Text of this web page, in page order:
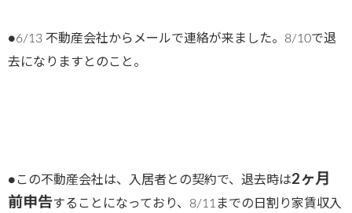
●6/13 不動産会社からメールで連絡が来ました。8/10で退
去になりますとのこと。
●この不動産会社は、入居者との契約で、退去時は2ヶ月
前申告することになっており、8/11までの日割り家賃収入